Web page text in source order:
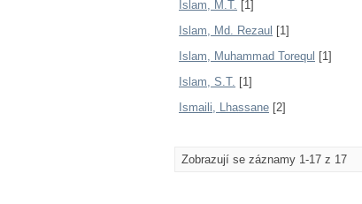
Islam, M.T. [1]
Islam, Md. Rezaul [1]
Islam, Muhammad Torequl [1]
Islam, S.T. [1]
Ismaili, Lhassane [2]
Zobrazují se záznamy 1-17 z 17